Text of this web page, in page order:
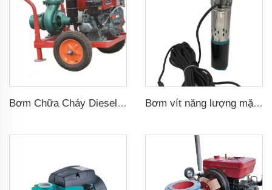
Bơm Chữa Cháy Diesel Dùng Trong Tưới Tiêu Nông Nghiệp Bơm vít năng lượng mặt trời chìm không bàn chải DC48v, đầu bơm 75m dùng cho tưới tiêu nông nghiệp